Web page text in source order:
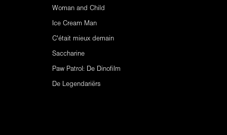
Woman and Child
Ice Cream Man
C'était mieux demain
Saccharine
Paw Patrol: De Dinofilm
De Legendariërs